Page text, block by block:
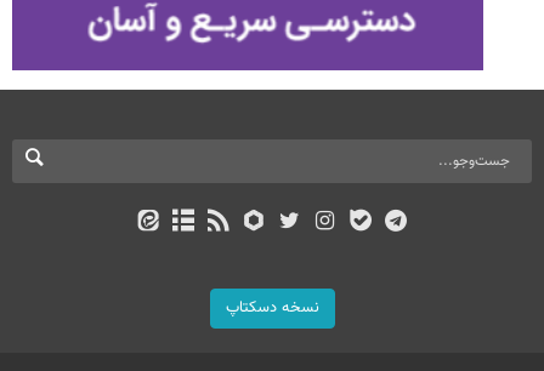
نسخه دسکتاپ